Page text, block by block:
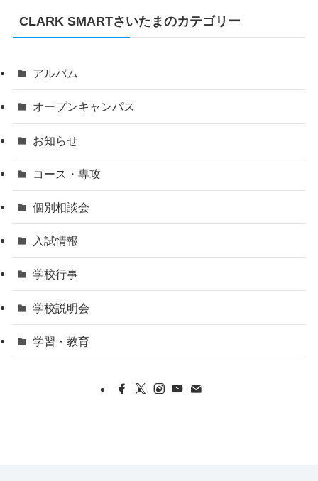
CLARK SMARTさいたまのカテゴリー
アルバム
オープンキャンパス
お知らせ
コース・専攻
個別相談会
入試情報
学校行事
学校説明会
学習・教育